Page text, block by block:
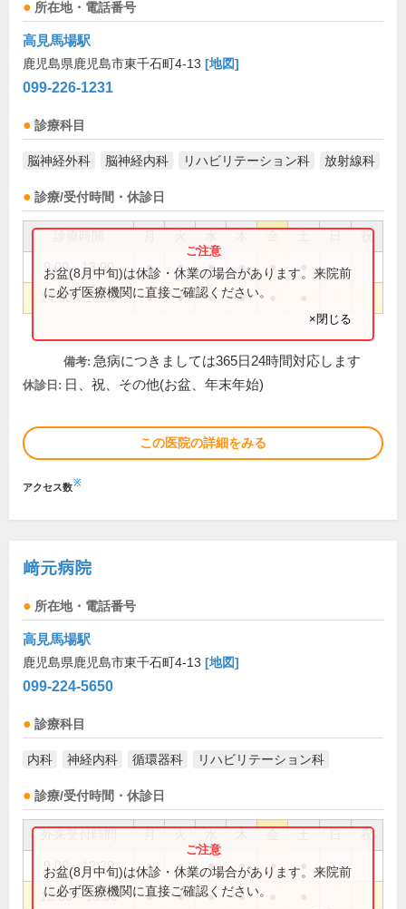
所在地・電話番号
高見馬場駅
鹿児島県鹿児島市東千石町4-13 [地図]
099-226-1231
診療科目
脳神経外科 脳神経内科 リハビリテーション科 放射線科
診療/受付時間・休診日
祝
9:00～13:00 ● ● ● ● ●
14:00～18:00 ● ● ● ●
お盆(8月中旬)は休診・休業の場合があります。来院前
に必ず医療機関に直接ご確認ください。
×閉じる
備考: 急病につきましては365日24時間対応します
休診日: 日、祝、その他(お盆、年末年始)
この医院の詳細をみる
アクセス数※
﨑元病院
所在地・電話番号
高見馬場駅
鹿児島県鹿児島市東千石町4-13 [地図]
099-224-5650
診療科目
内科 神経内科 循環器科 リハビリテーション科
診療/受付時間・休診日
祝
9:00～12:30 ● ● ● ● ●
13:30～18:00 ● ● ● ●
お盆(8月中旬)は休診・休業の場合があります。来院前
に必ず医療機関に直接ご確認ください。